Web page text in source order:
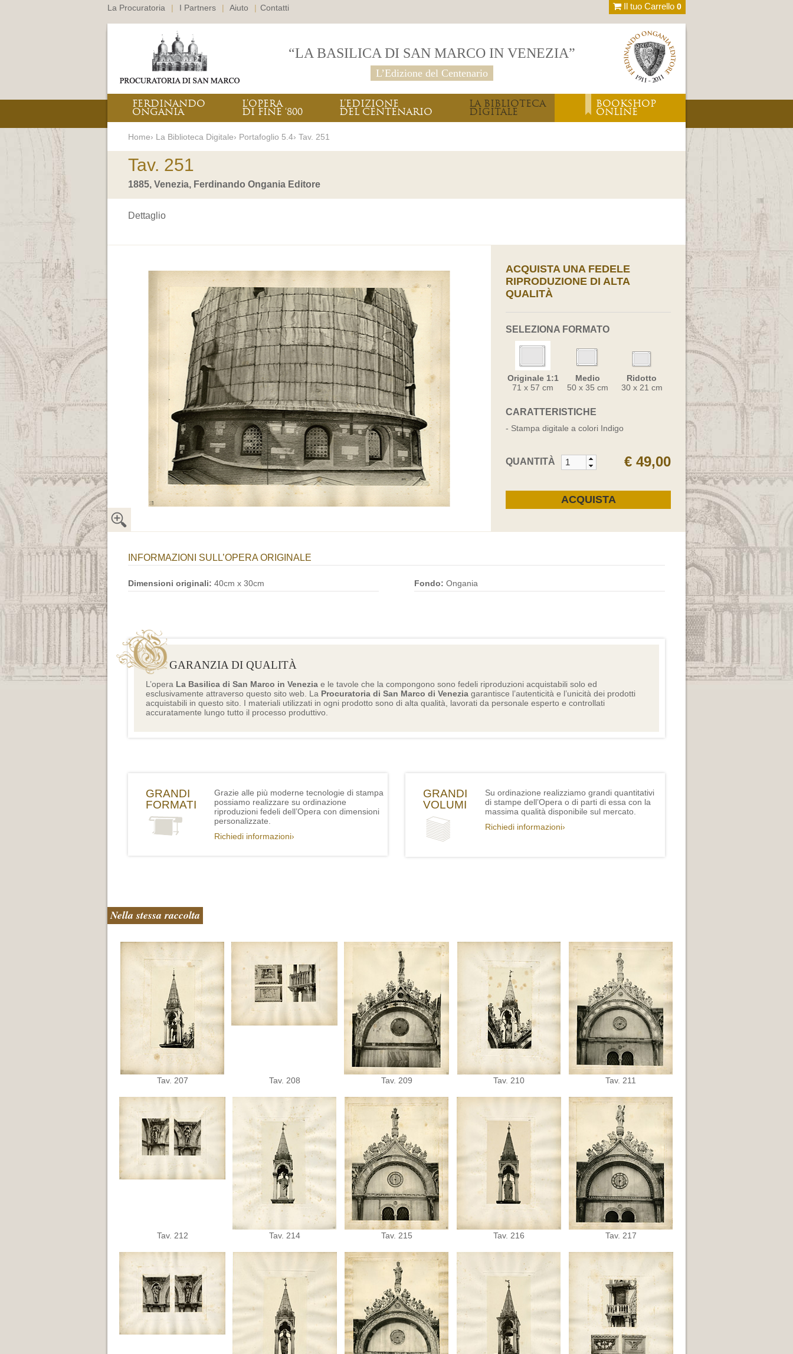
La Procuratoria | I Partners | Aiuto | Contatti Il tuo Carrello 0
“LA BASILICA DI SAN MARCO IN VENEZIA”
L’Edizione del Centenario
FERDINANDO
ONGANIA
L’OPERA
DI FINE ‘800
L’EDIZIONE
DEL CENTENARIO
LA BIBLIOTECA
DIGITALE
BOOKSHOP
ONLINE
Home› La Biblioteca Digitale› Portafoglio 5.4› Tav. 251
Tav. 251
1885, Venezia, Ferdinando Ongania Editore
Dettaglio
ACQUISTA UNA FEDELE
RIPRODUZIONE DI ALTA
QUALITÀ
SELEZIONA FORMATO
Originale 1:1
71 x 57 cm
Medio
50 x 35 cm
Ridotto
30 x 21 cm
CARATTERISTICHE
- Stampa digitale a colori Indigo
QUANTITÀ € 49,00
INFORMAZIONI SULL’OPERA ORIGINALE
Dimensioni originali: 40cm x 30cm Fondo: Ongania
GARANZIA DI QUALITÀ
L’opera La Basilica di San Marco in Venezia e le tavole che la compongono sono fedeli riproduzioni acquistabili solo ed
esclusivamente attraverso questo sito web. La Procuratoria di San Marco di Venezia garantisce l’autenticità e l’unicità dei prodotti
acquistabili in questo sito. I materiali utilizzati in ogni prodotto sono di alta qualità, lavorati da personale esperto e controllati
accuratamente lungo tutto il processo produttivo.
GRANDI
FORMATI
Grazie alle più moderne tecnologie di stampa
possiamo realizzare su ordinazione
riproduzioni fedeli dell’Opera con dimensioni
personalizzate.
Richiedi informazioni›
GRANDI
VOLUMI
Su ordinazione realizziamo grandi quantitativi
di stampe dell’Opera o di parti di essa con la
massima qualità disponibile sul mercato.
Richiedi informazioni›
Nella stessa raccolta
Tav. 207 Tav. 208 Tav. 209 Tav. 210 Tav. 211
Tav. 212 Tav. 214 Tav. 215 Tav. 216 Tav. 217